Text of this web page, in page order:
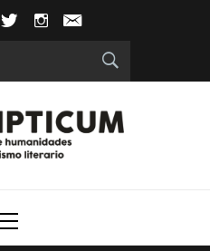
FACEBOOKTWITTERINSTAGRAM
principal